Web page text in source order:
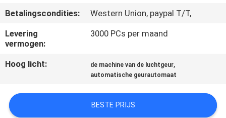
SHOPPING
ONLINE
SITEMAP
PRIVACY
POLICY
Betalingscondities:
Western Union, paypal T/T,
Levering
vermogen:
3000 PCs per maand
Hoog licht: de machine van de luchtgeur,
automatische geurautomaat
BESTE PRIJS